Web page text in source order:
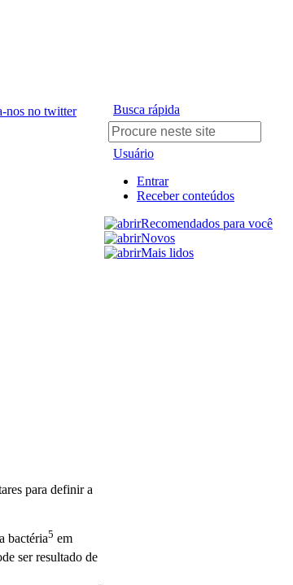
para definir a
bactéria5 em
ser resultado de
Busca rápida
Usuário
Entrar
Receber conteúdos
Recomendados para você
Novos
Mais lidos